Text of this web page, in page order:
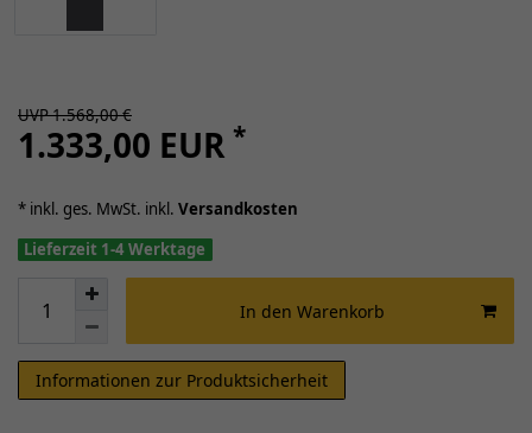
UVP 1.568,00 €
1.333,00 EUR *
* inkl. ges. MwSt. inkl. Versandkosten
Lieferzeit 1-4 Werktage
In den Warenkorb
Informationen zur Produktsicherheit